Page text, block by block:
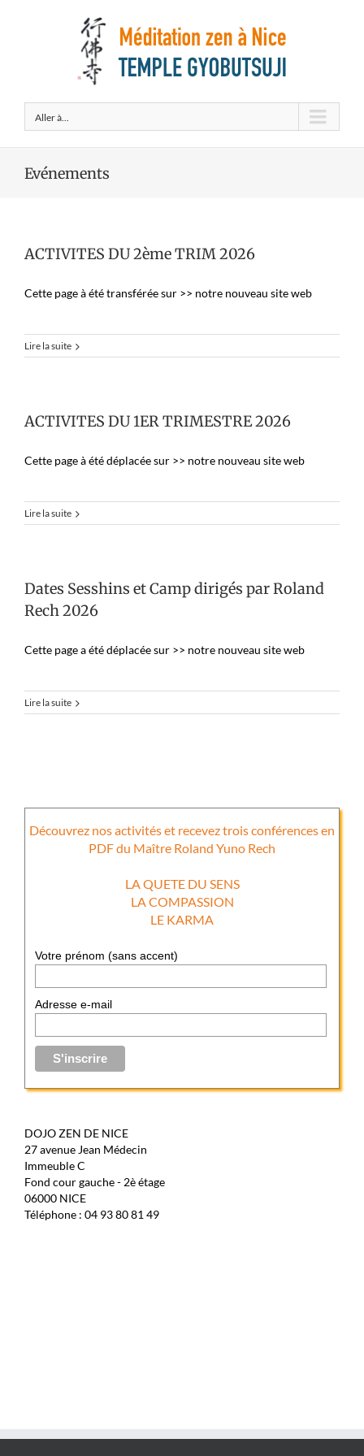
Aller à...
Evénements
ACTIVITES DU 2ème TRIM 2026
Cette page à été transférée sur >> notre nouveau site web
Lire la suite
ACTIVITES DU 1ER TRIMESTRE 2026
Cette page à été déplacée sur >> notre nouveau site web
Lire la suite
Dates Sesshins et Camp dirigés par Roland
Rech 2026
Cette page a été déplacée sur >> notre nouveau site web
Lire la suite
Découvrez nos activités et recevez trois conférences en
PDF du Maître Roland Yuno Rech
LA QUETE DU SENS
LA COMPASSION
LE KARMA
Votre prénom (sans accent)
Adresse e-mail
DOJO ZEN DE NICE
27 avenue Jean Médecin
Immeuble C
Fond cour gauche - 2è étage
06000 NICE
Téléphone : 04 93 80 81 49